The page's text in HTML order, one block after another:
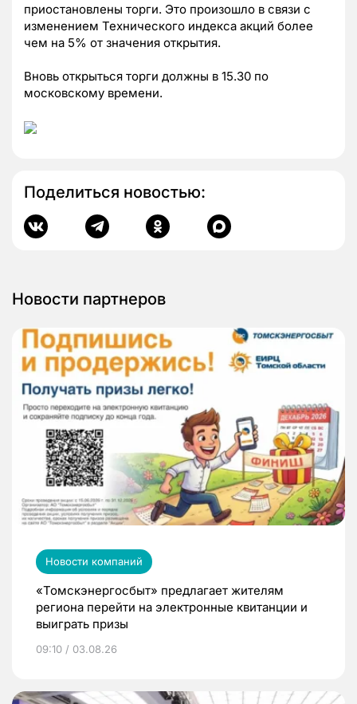
приостановлены торги. Это произошло в связи с
изменением Технического индекса акций более
чем на 5% от значения открытия.
Вновь открыться торги должны в 15.30 по
московскому времени.
Поделиться новостью:
Новости партнеров
Новости компаний
«Томскэнергосбыт» предлагает жителям
региона перейти на электронные квитанции и
выиграть призы
09:10 / 03.08.26